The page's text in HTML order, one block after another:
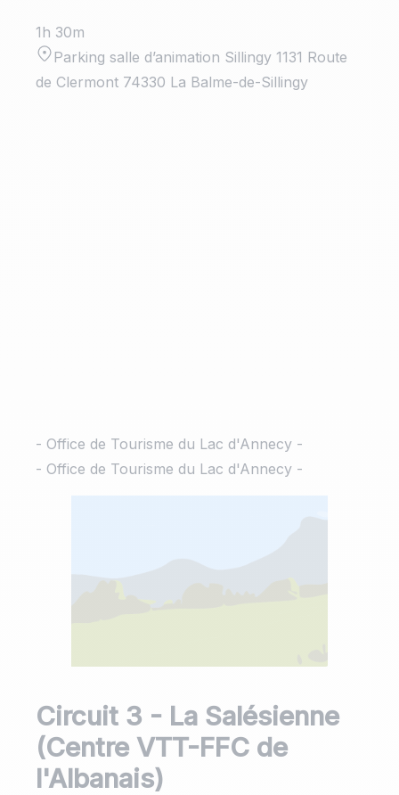
1h 30m
Parking salle d’animation Sillingy 1131 Route
de Clermont 74330 La Balme-de-Sillingy
- Office de Tourisme du Lac d'Annecy -
- Office de Tourisme du Lac d'Annecy -
Circuit 3 - La Salésienne
(Centre VTT-FFC de
l'Albanais)